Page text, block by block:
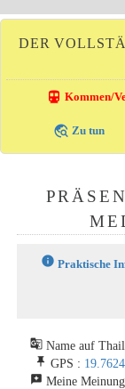
DER
directions_transit Kommen/
travel_explore Zu tun
info Praktische
g_translate Name auf
push_pin GPS :
reviews Meine